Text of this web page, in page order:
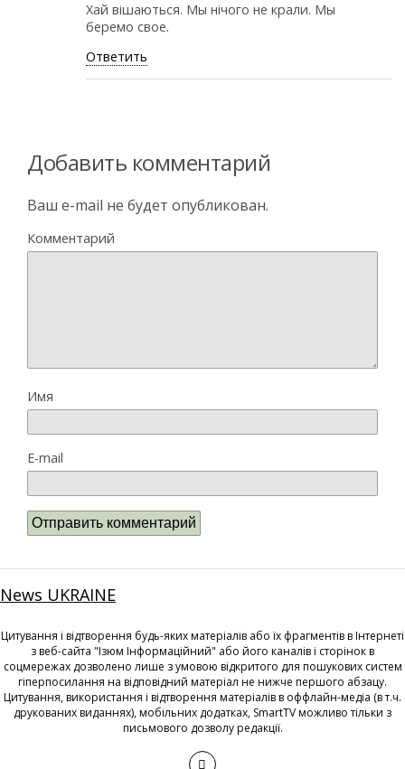
Хай вiшаються. Мы нiчого не крали. Мы
беремо свое.
Ответить
Добавить комментарий
Ваш e-mail не будет опубликован.
Комментарий
Имя
E-mail
News UKRAINE
Цитування і відтворення будь-яких матеріалів або їх фрагментів в Інтернеті
з веб-сайта "Ізюм Інформаційний" або його каналів і сторінок в
соцмережах дозволено лише з умовою відкритого для пошукових систем
гіперпосилання на відповідний матеріал не нижче першого абзацу.
Цитування, використання і відтворення матеріалів в оффлайн-медіа (в т.ч.
друкованих виданнях), мобільних додатках, SmartTV можливо тільки з
письмового дозволу редакції.